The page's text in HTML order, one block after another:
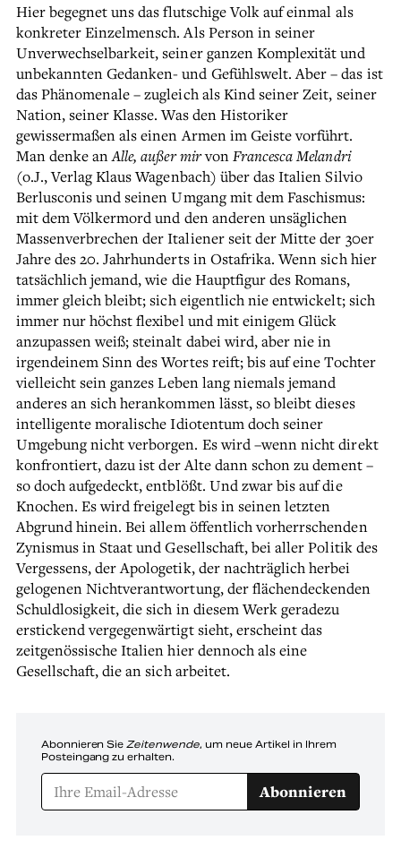
Hier begegnet uns das flutschige Volk auf einmal als
konkreter Einzelmensch. Als Person in seiner
Unverwechselbarkeit, seiner ganzen Komplexität und
unbekannten Gedanken- und Gefühlswelt. Aber – das ist
das Phänomenale – zugleich als Kind seiner Zeit, seiner
Nation, seiner Klasse. Was den Historiker
gewissermaßen als einen Armen im Geiste vorführt.
Man denke anAlle, außer mirvonFrancesca Melandri
(o.J., Verlag Klaus Wagenbach) über das Italien Silvio
Berlusconis und seinen Umgang mit dem Faschismus:
mit dem Völkermord und den anderen unsäglichen
Massenverbrechen der Italiener seit der Mitte der 30er
Jahre des 20. Jahrhunderts in Ostafrika. Wenn sich hier
tatsächlich jemand, wie die Hauptfigur des Romans,
immer gleich bleibt; sich eigentlich nie entwickelt; sich
immer nur höchst flexibel und mit einigem Glück
anzupassen weiß; steinalt dabei wird, aber nie in
irgendeinem Sinn des Wortes reift; bis auf eine Tochter
vielleicht sein ganzes Leben lang niemals jemand
anderes an sich herankommen lässt, so bleibt dieses
intelligente moralische Idiotentum doch seiner
Umgebung nicht verborgen. Es wird –wenn nicht direkt
konfrontiert, dazu ist der Alte dann schon zu dement –
so doch aufgedeckt, entblößt. Und zwar bis auf die
Knochen. Es wird freigelegt bis in seinen letzten
Abgrund hinein. Bei allem öffentlich vorherrschenden
Zynismus in Staat und Gesellschaft, bei aller Politik des
Vergessens, der Apologetik, der nachträglich herbei
gelogenen Nichtverantwortung, der flächendeckenden
Schuldlosigkeit, die sich in diesem Werk geradezu
erstickend vergegenwärtigt sieht, erscheint das
zeitgenössische Italien hier dennoch als eine
Gesellschaft, die an sich arbeitet.
Abonnieren SieZeitenwende, um neue Artikel in Ihrem
Posteingang zu erhalten.
Abonnieren